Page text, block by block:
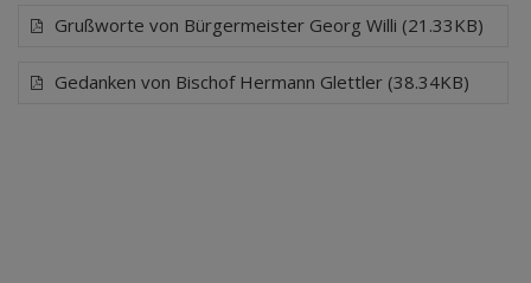
Grußworte von Bürgermeister Georg Willi (21.33KB)
Gedanken von Bischof Hermann Glettler (38.34KB)